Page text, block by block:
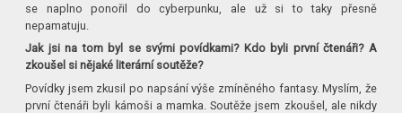
se naplno ponořil do cyberpunku, ale už si to taky přesně
nepamatuju.
Jak jsi na tom byl se svými povídkami? Kdo byli první čtenáři? A
zkoušel si nějaké literární soutěže?
Povídky jsem zkusil po napsání výše zmíněného fantasy. Myslím, že
první čtenáři byli kámoši a mamka. Soutěže jsem zkoušel, ale nikdy